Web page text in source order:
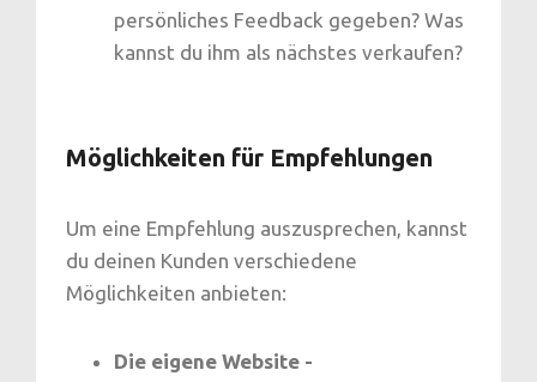
persönliches Feedback gegeben? Was
kannst du ihm als nächstes verkaufen?
Möglichkeiten für Empfehlungen
Um eine Empfehlung auszusprechen, kannst
du deinen Kunden verschiedene
Möglichkeiten anbieten:
Die eigene Website -